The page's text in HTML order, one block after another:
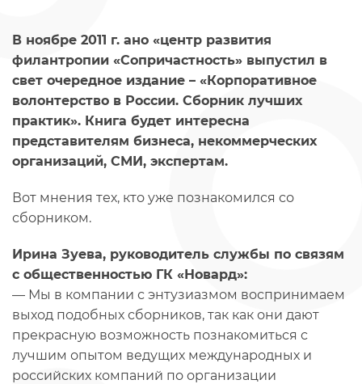
В ноябре 2011 г. ано «центр развития
филантропии «Сопричастность» выпустил в
свет очередное издание – «Корпоративное
волонтерство в России. Сборник лучших
практик». Книга будет интересна
представителям бизнеса, некоммерческих
организаций, СМИ, экспертам.
Вот мнения тех, кто уже познакомился со
сборником.
Ирина Зуева, руководитель службы по связям
с общественностью ГК «Новард»:
— Мы в компании с энтузиазмом воспринимаем
выход подобных сборников, так как они дают
прекрасную возможность познакомиться с
лучшим опытом ведущих международных и
российских компаний по организации